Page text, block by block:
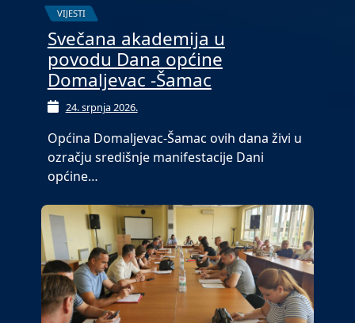
VIJESTI
Svečana akademija u
povodu Dana općine
Domaljevac -Šamac
24. srpnja 2026.
Općina Domaljevac-Šamac ovih dana živi u
ozračju središnje manifestacije Dani
općine…